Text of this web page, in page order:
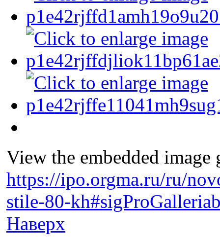
View the embedded
https://ipo.orgma.ru/ru/
stile-80-
Наверх